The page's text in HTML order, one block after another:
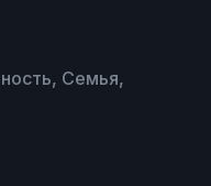
Семья,